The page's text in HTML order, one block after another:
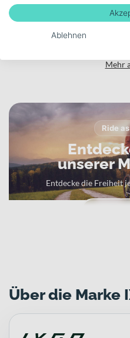
Akku-Kapazität
600
Mehr
Ride
unserer
Entdecke die Freiheit
Über die Marke
Ablehnen